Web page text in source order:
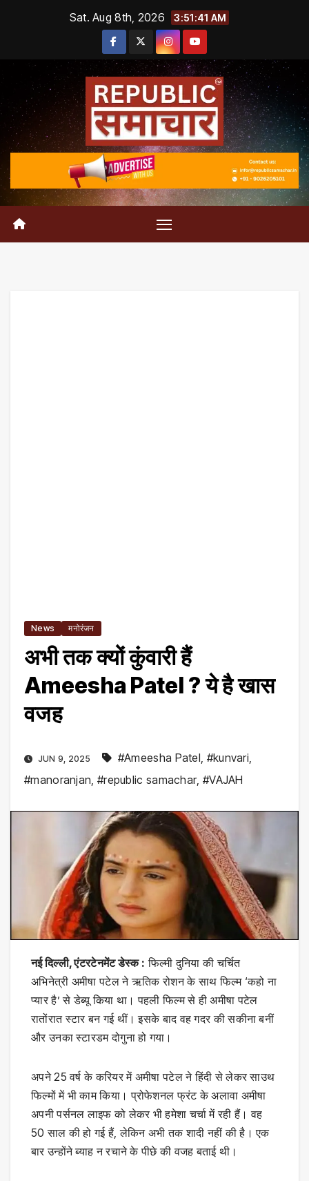
Sat. Aug 8th, 2026 3:51:42 AM
News मनोरंजन
अभी तक क्यों कुंवारी हैं
Ameesha Patel ? ये है खास
वजह
JUN 9, 2025 #Ameesha Patel #kunvari
#manoranjan #republic samachar, #VAJAH
नई दिल्ली, एंटरटेनमेंट डेस्क : फिल्मी दुनिया की चर्चित
अभिनेत्री अमीषा पटेल ने ऋतिक रोशन के साथ फिल्म ‘कहो ना
प्यार है’ से डेब्यू किया था। पहली फिल्म से ही अमीषा पटेल
रातोंरात स्टार बन गई थीं। इसके बाद वह गदर की सकीना बनीं
और उनका स्टारडम दोगुना हो गया।
अपने 25 वर्ष के करियर में अमीषा पटेल ने हिंदी से लेकर साउथ
फिल्मों में भी काम किया। प्रोफेशनल फ्रंट के अलावा अमीषा
अपनी पर्सनल लाइफ को लेकर भी हमेशा चर्चा में रही हैं। वह
50 साल की हो गई हैं, लेकिन अभी तक शादी नहीं की है। एक
बार उन्होंने ब्याह न रचाने के पीछे की वजह बताई थी।